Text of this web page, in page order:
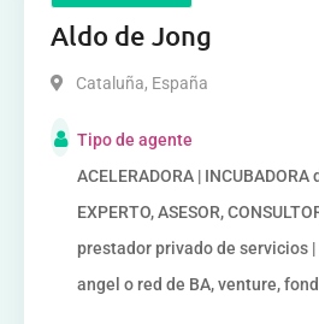
Aldo de Jong
Cataluña, España
Tipo de agente
ACELERADORA |
EXPERTO, ASESOR,
prestador privado de servicios |
angel o red de BA, venture,